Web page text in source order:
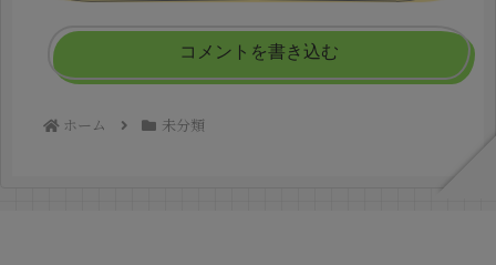
コメントを書き込む
ホーム 未分類